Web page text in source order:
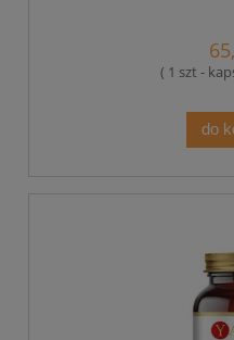
( 1 szt -
do